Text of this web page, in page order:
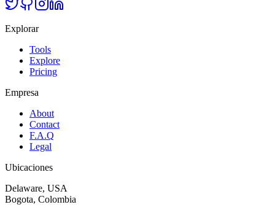
Explorar
Tools
Explore
Pricing
Empresa
About
Contact
F.A.Q
Legal
Ubicaciones
Delaware, USA
Bogota, Colombia